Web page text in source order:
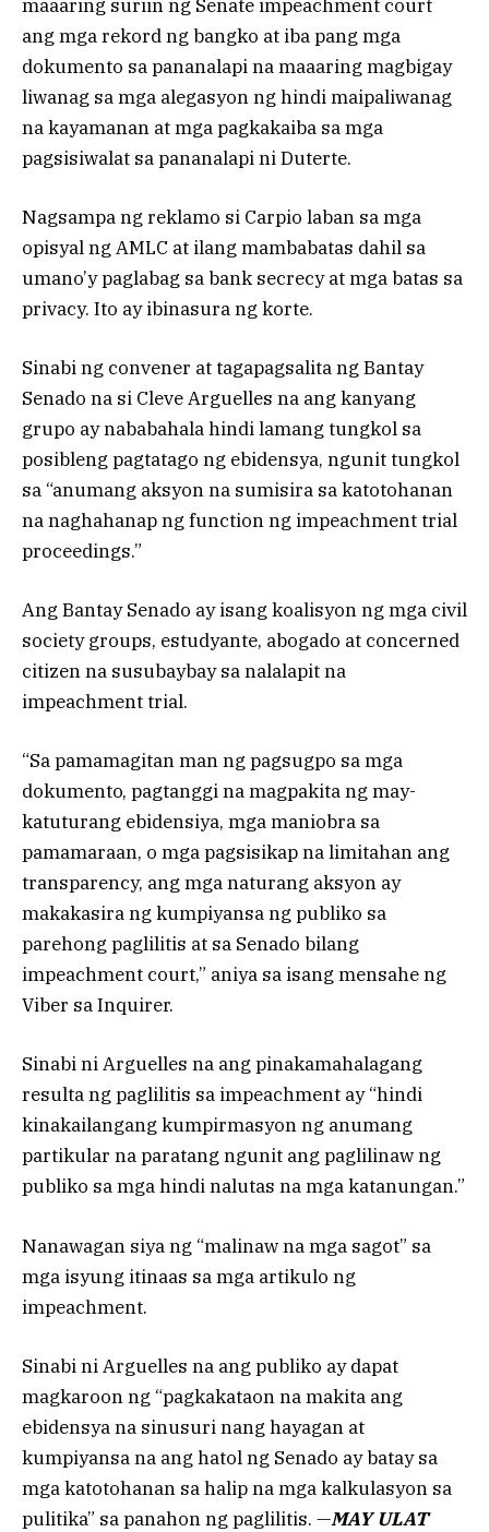
maaaring suriin ng Senate impeachment court
ang mga rekord ng bangko at iba pang mga
dokumento sa pananalapi na maaaring magbigay
liwanag sa mga alegasyon ng hindi maipaliwanag
na kayamanan at mga pagkakaiba sa mga
pagsisiwalat sa pananalapi ni Duterte.
Nagsampa ng reklamo si Carpio laban sa mga
opisyal ng AMLC at ilang mambabatas dahil sa
umano’y paglabag sa bank secrecy at mga batas sa
privacy. Ito ay ibinasura ng korte.
Sinabi ng convener at tagapagsalita ng Bantay
Senado na si Cleve Arguelles na ang kanyang
grupo ay nababahala hindi lamang tungkol sa
posibleng pagtatago ng ebidensya, ngunit tungkol
sa “anumang aksyon na sumisira sa katotohanan
na naghahanap ng function ng impeachment trial
proceedings.”
Ang Bantay Senado ay isang koalisyon ng mga civil
society groups, estudyante, abogado at concerned
citizen na susubaybay sa nalalapit na
impeachment trial.
“Sa pamamagitan man ng pagsugpo sa mga
dokumento, pagtanggi na magpakita ng may-
katuturang ebidensiya, mga maniobra sa
pamamaraan, o mga pagsisikap na limitahan ang
transparency, ang mga naturang aksyon ay
makakasira ng kumpiyansa ng publiko sa
parehong paglilitis at sa Senado bilang
impeachment court,” aniya sa isang mensahe ng
Viber sa Inquirer.
Sinabi ni Arguelles na ang pinakamahalagang
resulta ng paglilitis sa impeachment ay “hindi
kinakailangang kumpirmasyon ng anumang
partikular na paratang ngunit ang paglilinaw ng
publiko sa mga hindi nalutas na mga katanungan.”
Nanawagan siya ng “malinaw na mga sagot” sa
mga isyung itinaas sa mga artikulo ng
impeachment.
Sinabi ni Arguelles na ang publiko ay dapat
magkaroon ng “pagkakataon na makita ang
ebidensya na sinusuri nang hayagan at
kumpiyansa na ang hatol ng Senado ay batay sa
mga katotohanan sa halip na mga kalkulasyon sa
pulitika” sa panahon ng paglilitis. —MAY ULAT